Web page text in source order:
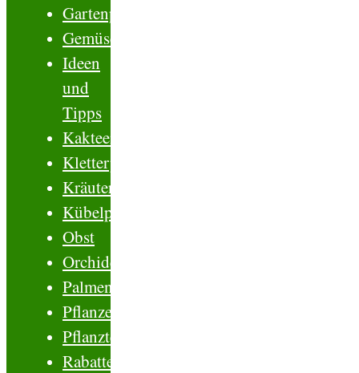
Gartenplanung
Gemüse
Ideen
und
Tipps
Kakteen
Kletterpflanzen
Kräuter
Kübelpflanzen
Obst
Orchideen
Palmen
Pflanzenschutz
Pflanztechnik
Rabatten